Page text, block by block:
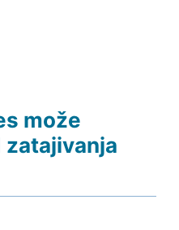
može